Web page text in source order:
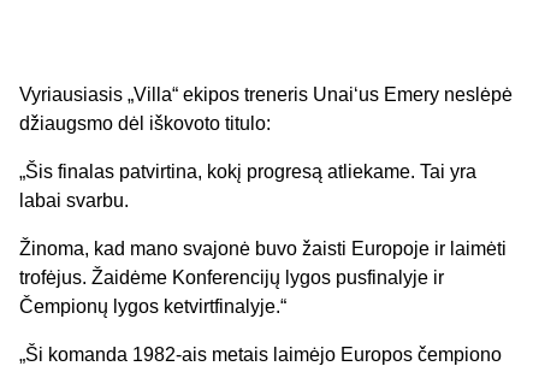
Vyriausiasis „Villa“ ekipos treneris Unai‘us Emery neslėpė
džiaugsmo dėl iškovoto titulo:
„Šis finalas patvirtina, kokį progresą atliekame. Tai yra
labai svarbu.
Žinoma, kad mano svajonė buvo žaisti Europoje ir laimėti
trofėjus. Žaidėme Konferencijų lygos pusfinalyje ir
Čempionų lygos ketvirtfinalyje.“
„Ši komanda 1982-ais metais laimėjo Europos čempiono